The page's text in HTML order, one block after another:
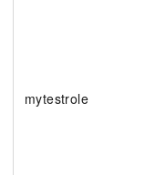
mytestrole